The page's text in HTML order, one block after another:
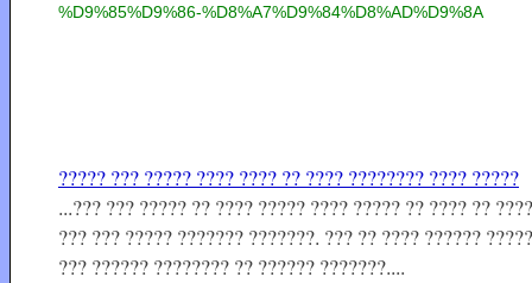
%D9%85%D9%86-%D8%A7%D9%84%D8%AD%D9%8A
????? ??? ????? ???? ???? ?? ???? ???????? ???? ?????
...??? ??? ????? ?? ???? ????? ???? ????? ?? ???? ??
??? ??? ????? ??????? ???????. ??? ?? ???? ??????
??? ?????? ???????? ?? ?????? ???????....